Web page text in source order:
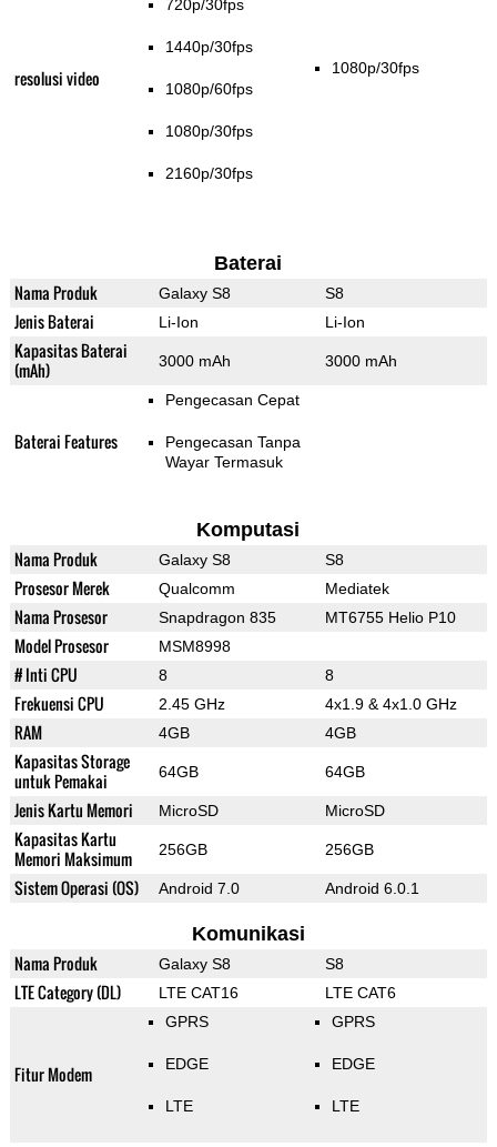
resolusi video
720p/30fps
1440p/30fps
1080p/60fps
1080p/30fps
2160p/30fps
1080p/30fps
Baterai
Nama Produk Galaxy S8 S8
Jenis Baterai Li-Ion Li-Ion
Kapasitas Baterai
(mAh)
3000 mAh 3000 mAh
Baterai Features
Pengecasan Cepat
Pengecasan Tanpa
Wayar Termasuk
Komputasi
Nama Produk Galaxy S8 S8
Prosesor Merek Qualcomm Mediatek
Nama Prosesor Snapdragon 835 MT6755 Helio P10
Model Prosesor MSM8998
# Inti CPU 8 8
Frekuensi CPU 2.45 GHz 4x1.9 & 4x1.0 GHz
RAM 4GB 4GB
Kapasitas Storage
untuk Pemakai
64GB 64GB
Jenis Kartu Memori MicroSD MicroSD
Kapasitas Kartu
Memori Maksimum
256GB 256GB
Sistem Operasi (OS) Android 7.0 Android 6.0.1
Komunikasi
Nama Produk Galaxy S8 S8
LTE Category (DL) LTE CAT16 LTE CAT6
Fitur Modem
GPRS
EDGE
LTE
GPRS
EDGE
LTE